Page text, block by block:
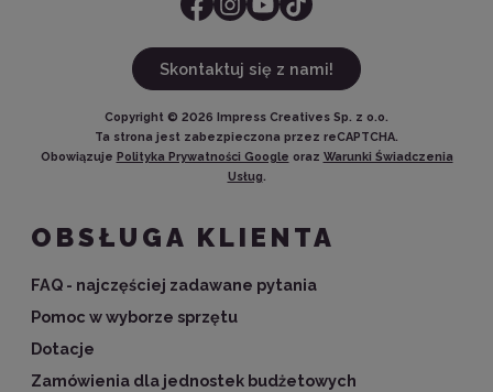
Skontaktuj się z nami!
Copyright © 2026 Impress Creatives Sp. z o.o.
Ta strona jest zabezpieczona przez reCAPTCHA.
Obowiązuje Polityka Prywatności Google oraz Warunki Świadczenia
Usług.
OBSŁUGA KLIENTA
FAQ - najczęściej zadawane pytania
Pomoc w wyborze sprzętu
Dotacje
Zamówienia dla jednostek budżetowych